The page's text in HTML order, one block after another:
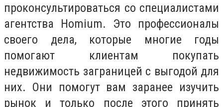
проконсультироваться со специалистами
агентства Homium. Это профессионалы
своего дела, которые многие годы
помогают клиентам покупать
недвижимость заграницей с выгодой для
них. Они помогут вам заранее изучить
рынок и только после этого принять